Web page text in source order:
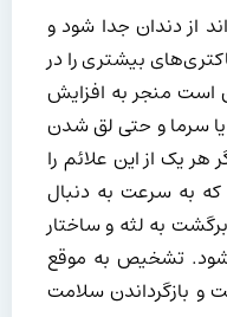
از دندان جدا شود و
بیشتری را در
منجر به افزایش
سرما و حتی لق شدن
یک از این علائم را
به سرعت به دنبال
به لثه و ساختار
شود. تشخیص به موقع
بازگرداندن سلامت